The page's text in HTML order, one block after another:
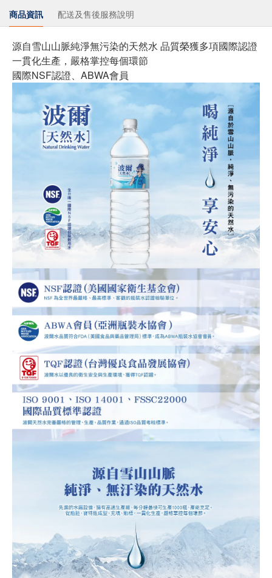
商品資訊 配送及售後服務說明
源自雪山山脈純淨無污染的天然水 品質榮獲多項國際認證
一貫化生產，嚴格掌控每個環節
國際NSF認證、ABWA會員